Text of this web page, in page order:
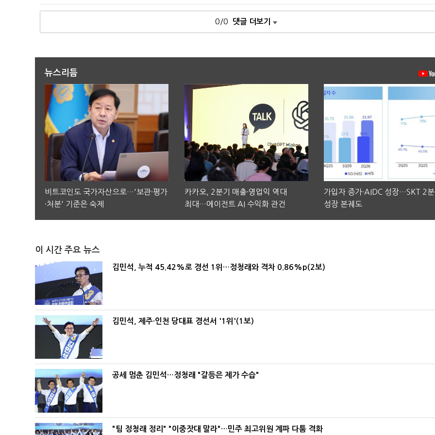
0/0 댓글 더보기
뉴스리듬
비트코인도 국가자산으로…'보관·평가
·처분' 기준은 숙제
카카오, 2분기 매출·영업익 역대
최대…에이전트 AI 수익화 관건
가입자 증가·AIDC 성장…SKT 2
성장 본궤도
이 시간 주요 뉴스
김민석, 누적 45.42%로 경선 1위…정청래와 격차 0.86%p(2보)
김민석, 제주·인천 당대표 경선서 '1위'(1보)
공세 멈춘 김민석…정청래 "갈등은 제가 수습"
"팀 정청래 정리" "이중잣대 말라"…민주 최고위원 계파 다툼 격화